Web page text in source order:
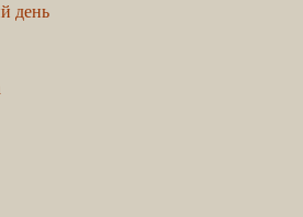
день